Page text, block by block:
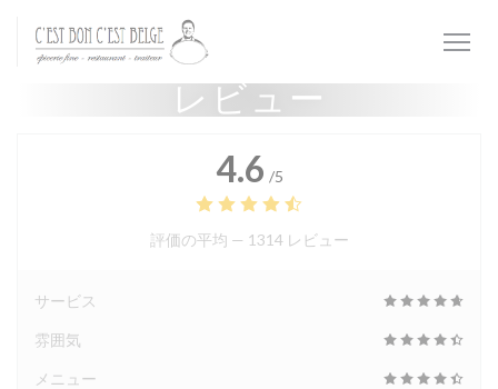
クッキー利用の管理について
レビュー
4.6 /5
評価の平均 — 1314 レビュー
サービス
雰囲気
メニュー